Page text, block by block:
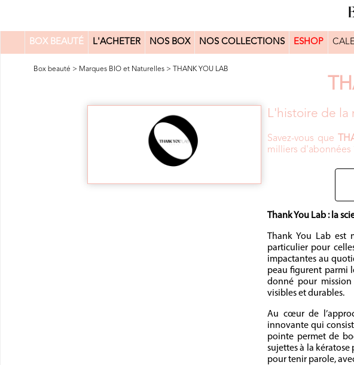
BOX BEAUTÉ L'ACHETER NOS BOX NOS COLLECTIONS ESHOP
0
Box beauté > Marques BIO et Naturelles > THANK YOU LAB
L'histoire de la
Savez-vous que
milliers d'abonnées
Thank You Lab : la
Thank You Lab est
particulier pour
impactantes au
peau figurent parmi
donné pour mission
visibles et durables.
Au cœur de
innovante qui
pointe permet de
sujettes à la kératose
pour tenir parole,